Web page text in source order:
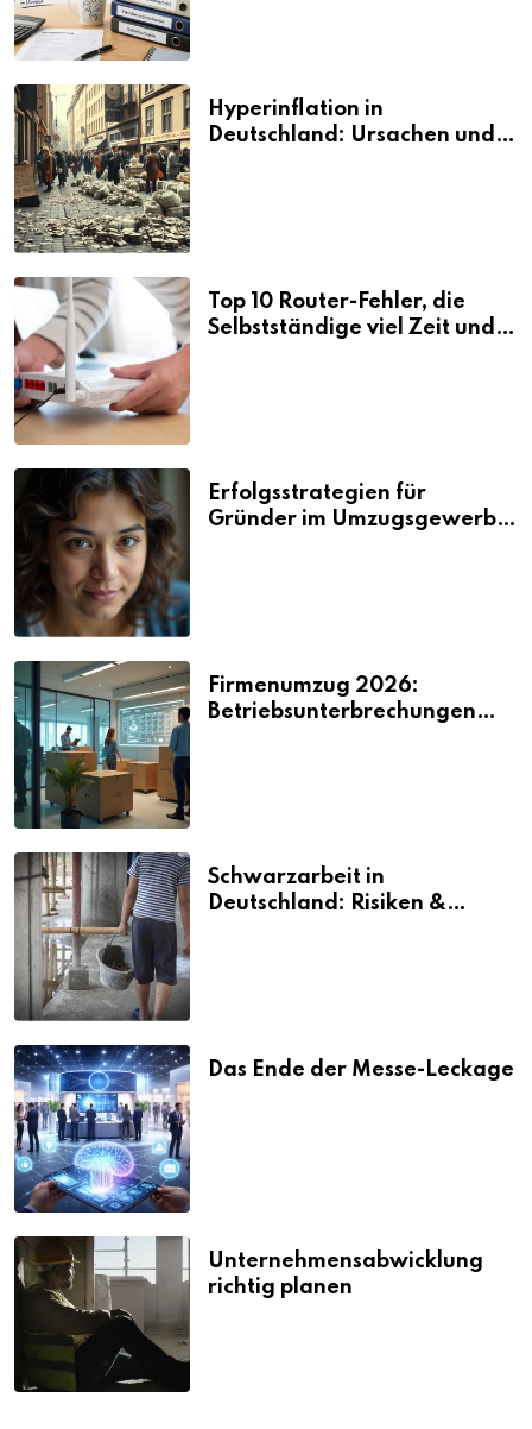
Hyperinflation in
Deutschland: Ursachen und
Top 10 Router-Fehler, die
Selbstständige viel Zeit und
Erfolgsstrategien für
Gründer im Umzugsgewerbe
Firmenumzug 2026:
Betriebsunterbrechungen
Schwarzarbeit in
Deutschland: Risiken &
Das Ende der Messe-Leckage
Unternehmensabwicklung
richtig planen